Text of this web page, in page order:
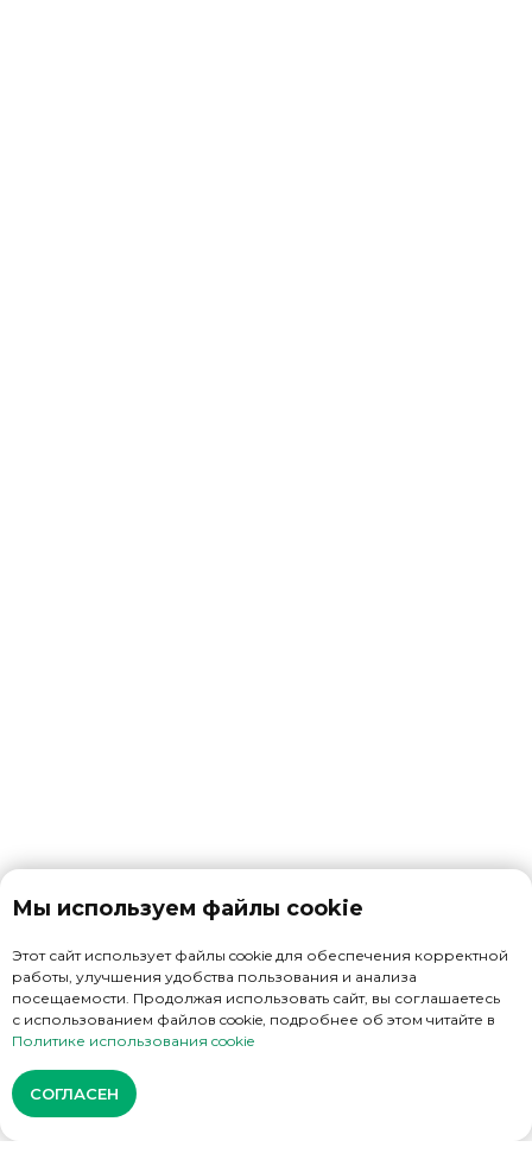
АКЦИИ И НОВОСТИ
ПРАВИЛА НАХОЖДЕНИЯ И ОТДЫХА
ПРАВИЛА ПОЖАРНОЙ БЕЗОПАСНОСТИ
ДОГОВОР НА ОКАЗАНИЕ УСЛУГ
ТЕЛЕФОН
+ 7 (950) 650–75–33
Мы используем файлы cookie
Этот сайт использует файлы cookie для обеспечения корректной
работы, улучшения удобства пользования и анализа
посещаемости. Продолжая использовать сайт, вы соглашаетесь
с использованием файлов cookie, подробнее об этом читайте в
Политике использования cookie
СОГЛАСЕН